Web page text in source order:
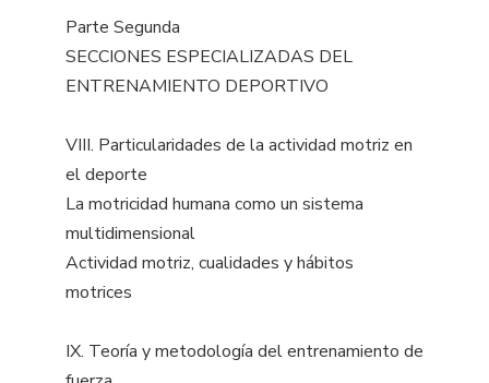
Parte Segunda
SECCIONES ESPECIALIZADAS DEL
ENTRENAMIENTO DEPORTIVO
VIII. Particularidades de la actividad motriz en
el deporte
La motricidad humana como un sistema
multidimensional
Actividad motriz, cualidades y hábitos
motrices
IX. Teoría y metodología del entrenamiento de